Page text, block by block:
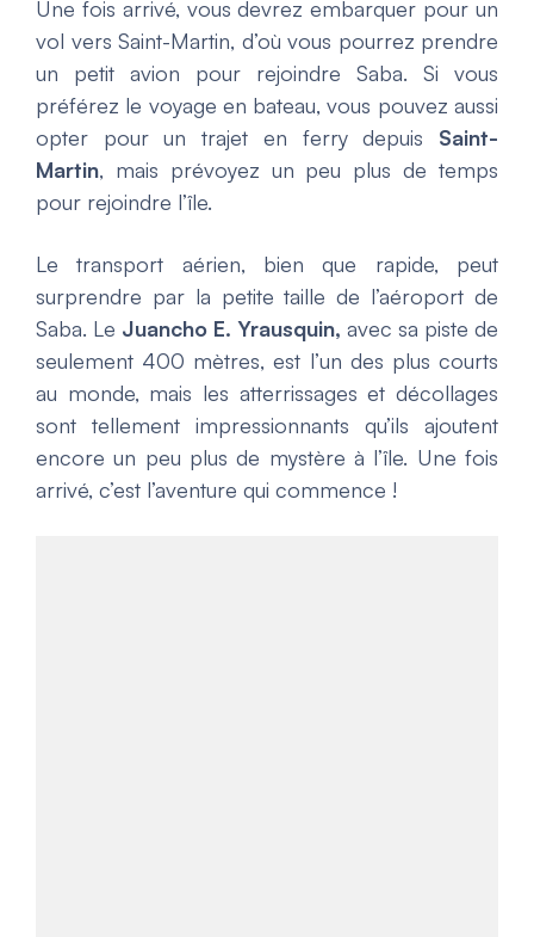
Une fois arrivé, vous devrez embarquer pour un
vol vers Saint-Martin, d’où vous pourrez prendre
un petit avion pour rejoindre Saba. Si vous
préférez le voyage en bateau, vous pouvez aussi
opter pour un trajet en ferry depuis Saint-
Martin, mais prévoyez un peu plus de temps
pour rejoindre l’île.
Le transport aérien, bien que rapide, peut
surprendre par la petite taille de l’aéroport de
Saba. Le Juancho E. Yrausquin, avec sa piste de
seulement 400 mètres, est l’un des plus courts
au monde, mais les atterrissages et décollages
sont tellement impressionnants qu’ils ajoutent
encore un peu plus de mystère à l’île. Une fois
arrivé, c’est l’aventure qui commence !